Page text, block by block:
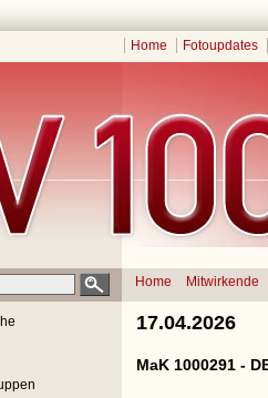
Home Fotoupdates
Home Mitwirkende
17.04.2026
MaK 1000291 -